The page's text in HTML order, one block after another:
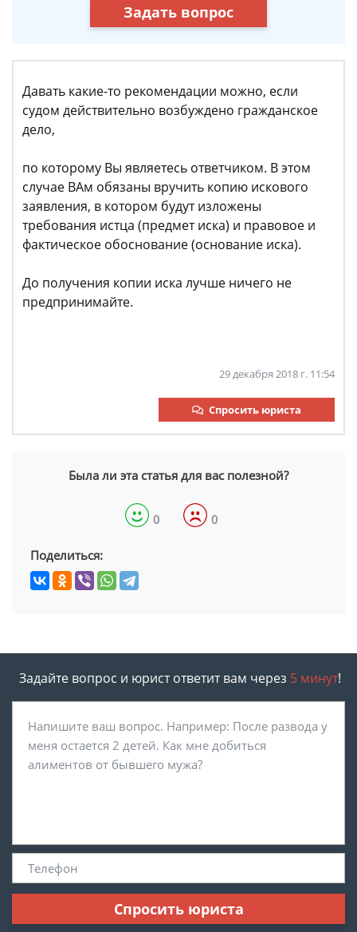
Задать вопрос
Давать какие-то рекомендации можно, если
судом действительно возбуждено гражданское
дело,
по которому Вы являетесь ответчиком. В этом
случае ВАм обязаны вручить копию искового
заявления, в котором будут изложены
требования истца (предмет иска) и правовое и
фактическое обоснование (основание иска).
До получения копии иска лучше ничего не
предпринимайте.
29 декабря 2018 г. 11:54
Спросить юриста
Была ли эта статья для вас полезной?
0 0
Поделиться:
Задайте вопрос и юрист ответит вам через 5 минут!
Спросить юриста